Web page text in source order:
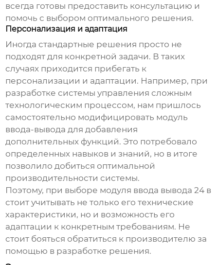
всегда готовы предоставить консультацию и
помочь с выбором оптимального решения.
Персонализация и адаптация
Иногда стандартные решения просто не
подходят для конкретной задачи. В таких
случаях приходится прибегать к
персонализации и адаптации. Например, при
разработке системы управления сложным
технологическим процессом, нам пришлось
самостоятельно модифицировать модуль
ввода-вывода для добавления
дополнительных функций. Это потребовало
определенных навыков и знаний, но в итоге
позволило добиться оптимальной
производительности системы.
Поэтому, при выборе модуля ввода вывода 24 в
стоит учитывать не только его технические
характеристики, но и возможность его
адаптации к конкретным требованиям. Не
стоит бояться обратиться к производителю за
помощью в разработке решения.